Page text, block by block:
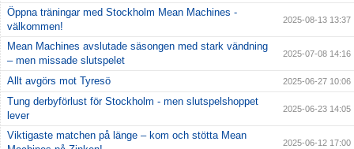
Öppna träningar med Stockholm Mean Machines -
välkommen!
2025-08-13 13:37
Mean Machines avslutade säsongen med stark vändning
– men missade slutspelet
2025-07-08 14:16
Allt avgörs mot Tyresö 2025-06-27 10:06
Tung derbyförlust för Stockholm - men slutspelshoppet
lever
2025-06-23 14:05
Viktigaste matchen på länge – kom och stötta Mean
2025-06-12 17:00